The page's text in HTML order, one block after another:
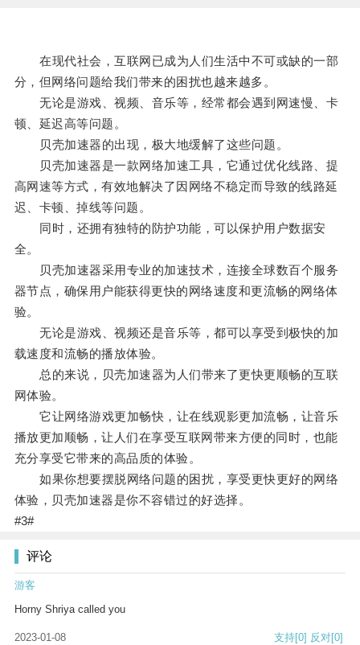
在现代社会，互联网已成为人们生活中不可或缺的一部
分，但网络问题给我们带来的困扰也越来越多。
无论是游戏、视频、音乐等，经常都会遇到网速慢、卡
顿、延迟高等问题。
贝壳加速器的出现，极大地缓解了这些问题。
贝壳加速器是一款网络加速工具，它通过优化线路、提
高网速等方式，有效地解决了因网络不稳定而导致的线路延
迟、卡顿、掉线等问题。
同时，还拥有独特的防护功能，可以保护用户数据安
全。
贝壳加速器采用专业的加速技术，连接全球数百个服务
器节点，确保用户能获得更快的网络速度和更流畅的网络体
验。
无论是游戏、视频还是音乐等，都可以享受到极快的加
载速度和流畅的播放体验。
总的来说，贝壳加速器为人们带来了更快更顺畅的互联
网体验。
它让网络游戏更加畅快，让在线观影更加流畅，让音乐
播放更加顺畅，让人们在享受互联网带来方便的同时，也能
充分享受它带来的高品质的体验。
如果你想要摆脱网络问题的困扰，享受更快更好的网络
体验，贝壳加速器是你不容错过的好选择。
#3#
评论
游客
Horny Shriya called you
2023-01-08 支持[0] 反对[0]